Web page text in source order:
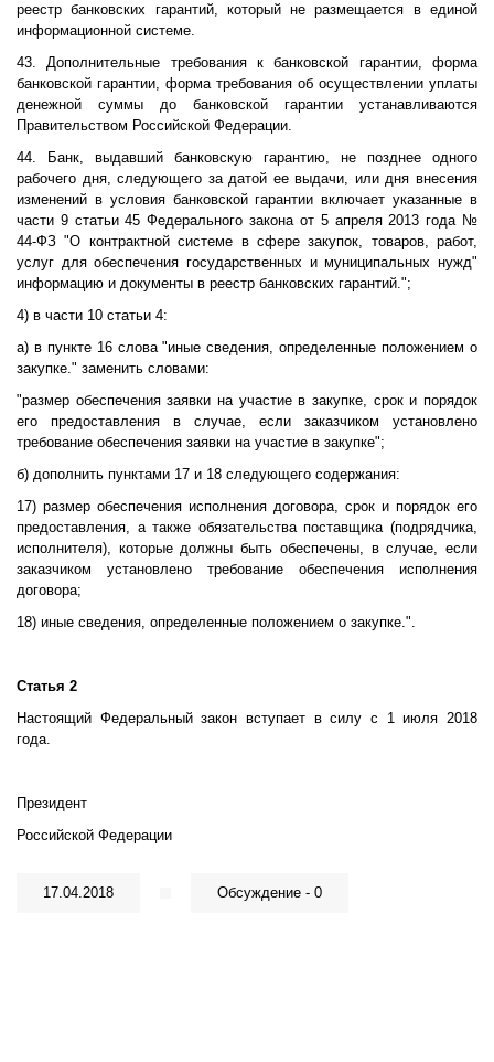
реестр банковских гарантий, который не размещается в единой
информационной системе.
43. Дополнительные требования к банковской гарантии, форма
банковской гарантии, форма требования об осуществлении уплаты
денежной суммы до банковской гарантии устанавливаются
Правительством Российской Федерации.
44. Банк, выдавший банковскую гарантию, не позднее одного
рабочего дня, следующего за датой ее выдачи, или дня внесения
изменений в условия банковской гарантии включает указанные в
части 9 статьи 45 Федерального закона от 5 апреля 2013 года №
44-ФЗ "О контрактной системе в сфере закупок, товаров, работ,
услуг для обеспечения государственных и муниципальных нужд"
информацию и документы в реестр банковских гарантий.";
4) в части 10 статьи 4:
а) в пункте 16 слова "иные сведения, определенные положением о
закупке." заменить словами:
"размер обеспечения заявки на участие в закупке, срок и порядок
его предоставления в случае, если заказчиком установлено
требование обеспечения заявки на участие в закупке";
б) дополнить пунктами 17 и 18 следующего содержания:
17) размер обеспечения исполнения договора, срок и порядок его
предоставления, а также обязательства поставщика (подрядчика,
исполнителя), которые должны быть обеспечены, в случае, если
заказчиком установлено требование обеспечения исполнения
договора;
18) иные сведения, определенные положением о закупке.".
Статья 2
Настоящий Федеральный закон вступает в силу с 1 июля 2018
года.
Президент
Российской Федерации
17.04.2018 Обсуждение - 0